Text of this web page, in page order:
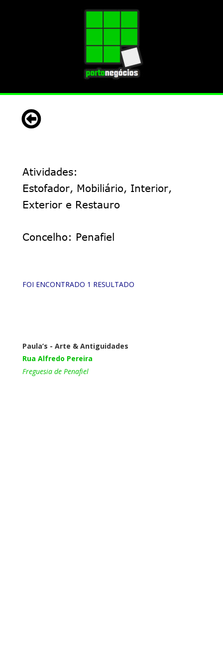
Atividades:
Estofador, Mobiliário, Interior,
Exterior e Restauro
Concelho: Penafiel
FOI ENCONTRADO 1 RESULTADO
Paula’s - Arte & Antiguidades
Rua Alfredo Pereira
Freguesia de Penafiel